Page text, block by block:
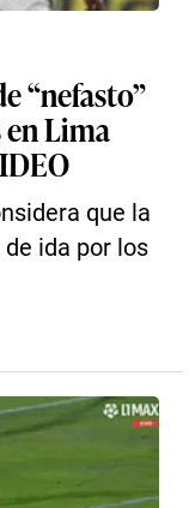
“nefasto”
Lima
que la
ida por los